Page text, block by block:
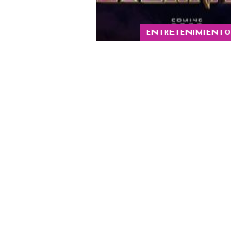
ENTRETENIMIENTO